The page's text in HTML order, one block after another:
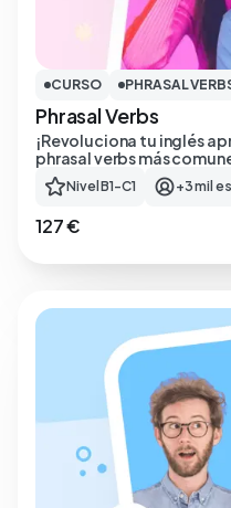
CURSO PHRASAL
Phrasal Verbs
¡Revoluciona tu inglés
phrasal verbs más
Nivel B1-C1 +3 mil
127 €